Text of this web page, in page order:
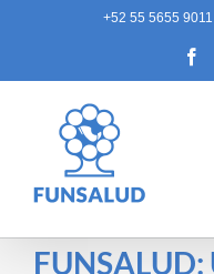
+52 55 5655 9011